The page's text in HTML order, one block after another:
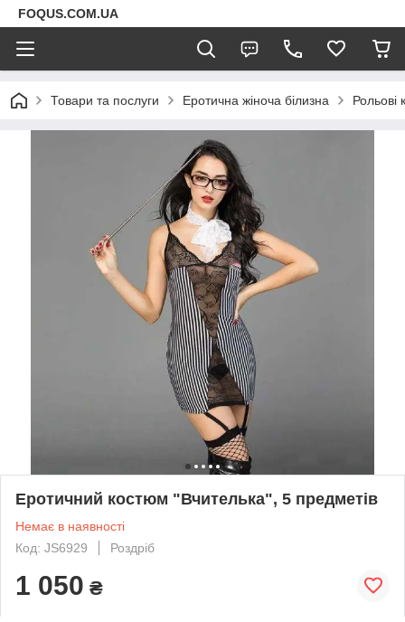
FOQUS.COM.UA
Товари та послуги Еротична жіноча білизна Рольові
Еротичний костюм "Вчителька", 5 предметів
Немає в наявності
Код: JS6929
Роздріб
1 050 ₴